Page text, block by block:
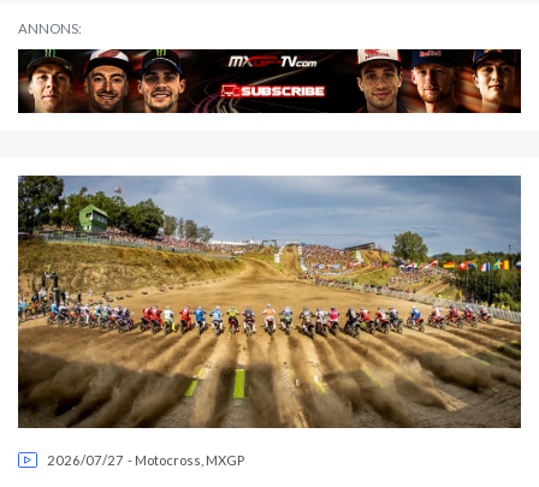
ANNONS:
2026/07/27 - Motocross MXGP